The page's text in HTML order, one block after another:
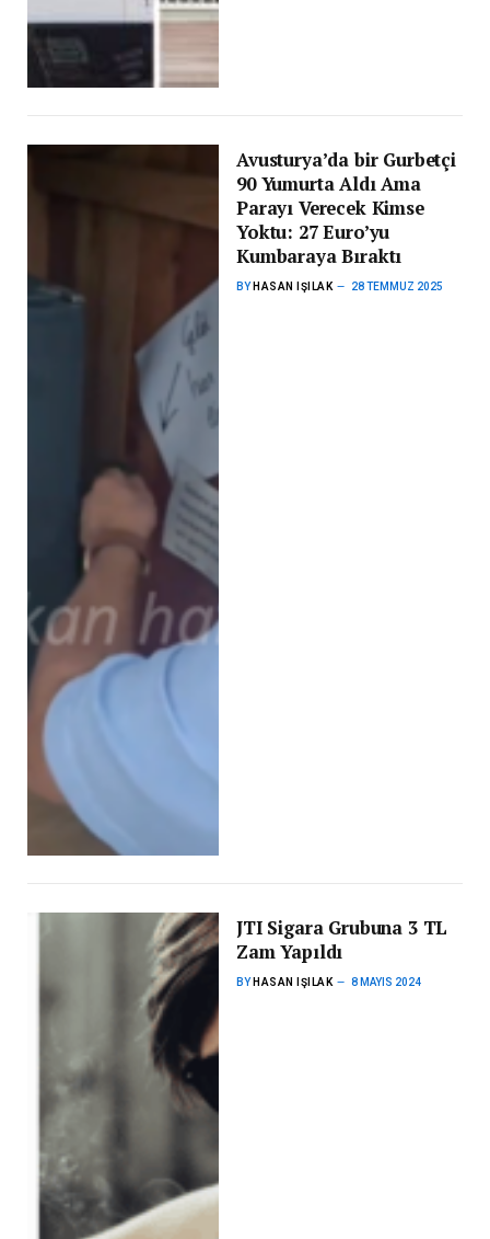
Avusturya’da bir Gurbetçi
90 Yumurta Aldı Ama
Parayı Verecek Kimse
Yoktu: 27 Euro’yu
Kumbaraya Bıraktı
BY HASAN IŞILAK 28 TEMMUZ 2025
JTI Sigara Grubuna 3 TL
Zam Yapıldı
BY HASAN IŞILAK 8 MAYIS 2024